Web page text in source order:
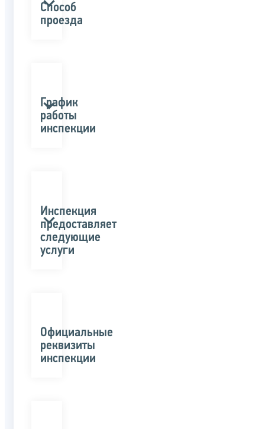
Способ
проезда
График
работы
инспекции
Инспекция
предоставляет
следующие
услуги
Официальные
реквизиты
инспекции